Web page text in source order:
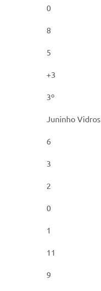
0
8
5
+3
3º
Juninho Vidros
6
3
2
0
1
11
9